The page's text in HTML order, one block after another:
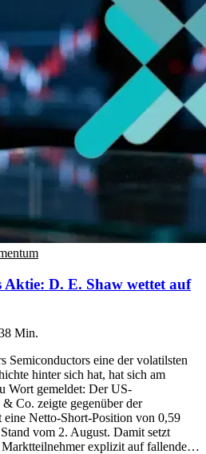
Aktie: D. E. Shaw wettet auf
Min.
Semiconductors eine der volatilsten
hinter sich hat, hat sich am
Wort gemeldet: Der US-
Co. zeigte gegenüber der
eine Netto-Short-Position von 0,59
vom 2. August. Damit setzt
explizit auf fallende…